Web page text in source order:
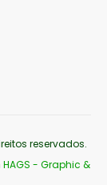
reservados.
HAGS - Graphic &